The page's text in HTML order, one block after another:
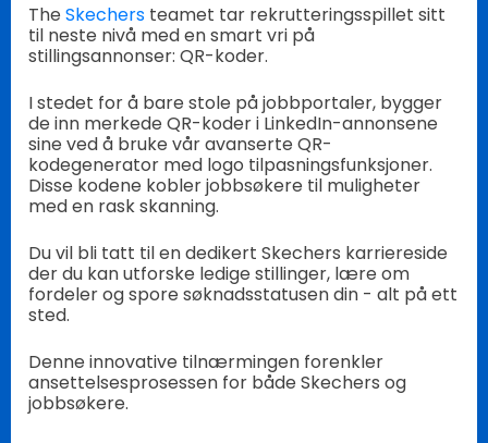
The Skechers teamet tar rekrutteringsspillet sitt
til neste nivå med en smart vri på
stillingsannonser: QR-koder.
I stedet for å bare stole på jobbportaler, bygger
de inn merkede QR-koder i LinkedIn-annonsene
sine ved å bruke vår avanserte QR-
kodegenerator med logo tilpasningsfunksjoner.
Disse kodene kobler jobbsøkere til muligheter
med en rask skanning.
Du vil bli tatt til en dedikert Skechers karriereside
der du kan utforske ledige stillinger, lære om
fordeler og spore søknadsstatusen din - alt på ett
sted.
Denne innovative tilnærmingen forenkler
ansettelsesprosessen for både Skechers og
jobbsøkere.